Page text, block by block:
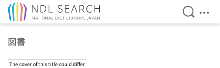
Open
図書
The cover of this title could differ